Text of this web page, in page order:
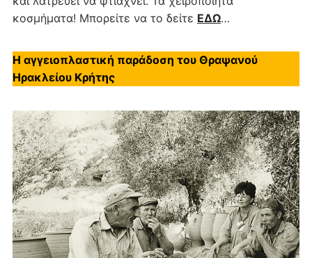
κοσμήματα! Μπορείτε να το δείτε ΕΔΩ…
Η αγγειοπλαστική παράδοση του Θραψανού
Ηρακλείου Κρήτης